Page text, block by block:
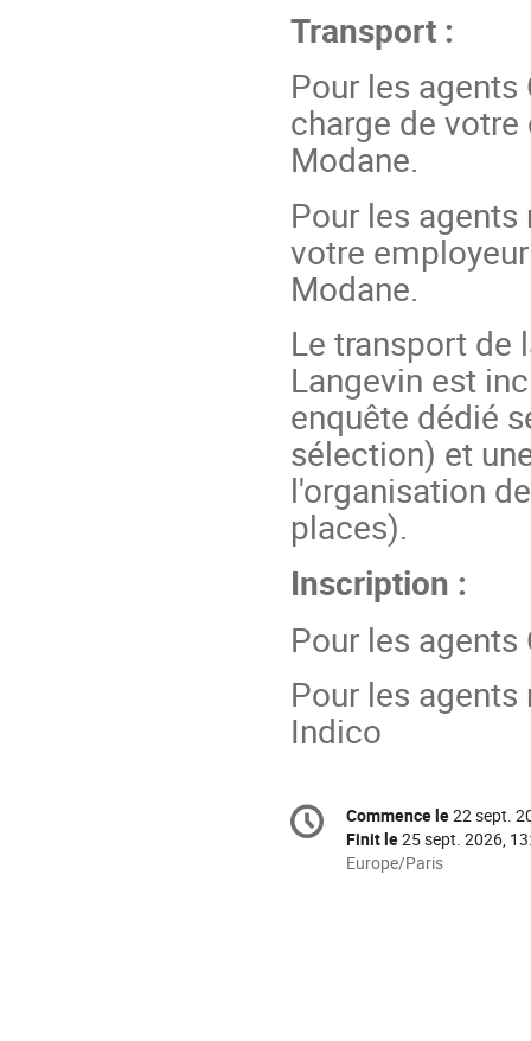
Transport :
Pour les
charge de
Modane.
Pour les agents
votre
Modane.
Le transport de
Langevin est
enquête dédié
sélection) et
l'organisation
places).
Inscription :
Pour les
Pour les
Indico
Information
de
Date/Heure
Commence le22 sept.
Finit le25 sept. 2026,
Toutes
Europe/Paris